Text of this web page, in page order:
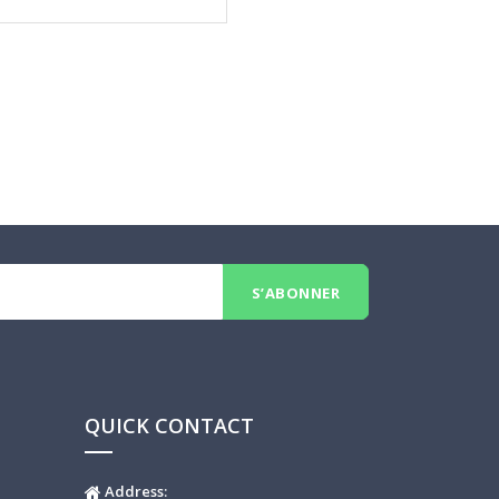
QUICK CONTACT
Address: